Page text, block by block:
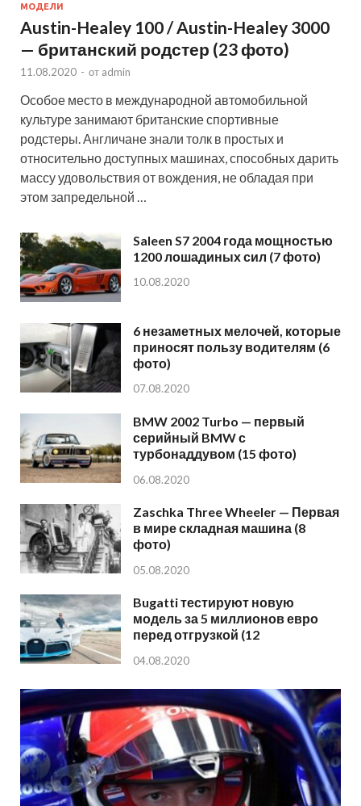
МОДЕЛИ
Austin-Healey 100 / Austin-Healey 3000
— британский родстер (23 фото)
11.08.2020 - от admin
Особое место в международной автомобильной
культуре занимают британские спортивные
родстеры. Англичане знали толк в простых и
относительно доступных машинах, способных дарить
массу удовольствия от вождения, не обладая при
этом запредельной …
Saleen S7 2004 года мощностью
1200 лошадиных сил (7 фото)
10.08.2020
6 незаметных мелочей, которые
приносят пользу водителям (6
фото)
07.08.2020
BMW 2002 Turbo — первый
серийный BMW с
турбонаддувом (15 фото)
06.08.2020
Zaschka Three Wheeler — Первая
в мире складная машина (8
фото)
05.08.2020
Bugatti тестируют новую
модель за 5 миллионов евро
перед отгрузкой (12
04.08.2020